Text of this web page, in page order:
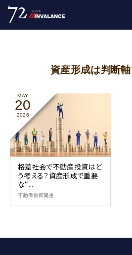
資産形成は判断
MAY
20
2026
格差社会で不動産投資はど
う考える？資産形成で重要
な“...
不動産投資関連